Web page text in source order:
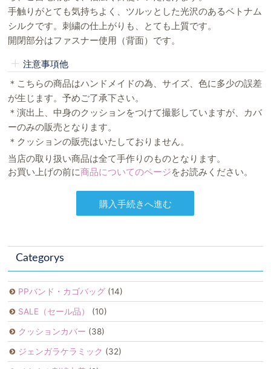
手触りがとても気持ちよく、ツルッとした光沢のあるベトナム
シルクです。刺繍の仕上がりも、とても上質です。
開閉部分はファスナー使用（背面）です。
注意事項他
＊こちらの商品はハンドメイドの為、サイズ、色に多少の誤差
が生じます。予めご了承下さい。
＊演出上、中身のクッションをつけて撮影していますが、カバ
ーのみの販売となります。
＊クッションの販売はいたしておりません。
当店の取り扱い商品は全て手作りのものとなります。
お買い上げの前に商品についてのページをお読みください。
Categorys
PPバンド・カゴバッグ (14)
SALE（セール品） (10)
クッションカバー (38)
ジェンガラケラミック (32)